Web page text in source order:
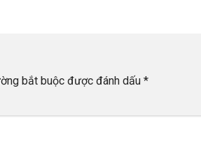
bắt buộc được đánh dấu *